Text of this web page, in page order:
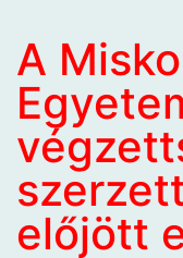
A
előjött